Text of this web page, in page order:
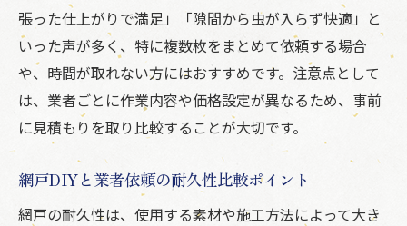
張った仕上がりで満足」「隙間から虫が入らず快適」と
いった声が多く、特に複数枚をまとめて依頼する場合
や、時間が取れない方にはおすすめです。注意点として
は、業者ごとに作業内容や価格設定が異なるため、事前
に見積もりを取り比較することが大切です。
網戸DIYと業者依頼の耐久性比較ポイント
網戸の耐久性は、使用する素材や施工方法によって大き